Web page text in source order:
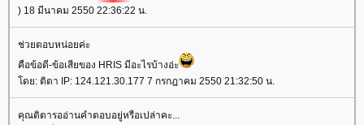
) 18 มีนาคม 2550 22:36:22 น.
ช่วยตอบหน่อยค่ะ
คือข้อดี-ข้อเสียของ HRIS มีอะไรบ้างอ่ะ
ดย: ติตา IP: 124.121.30.177 7 กรกฎาคม 2550 21:32:50 น.
คุณติตารออ่านคำตอบอยู่หรือเปล่าคะ...